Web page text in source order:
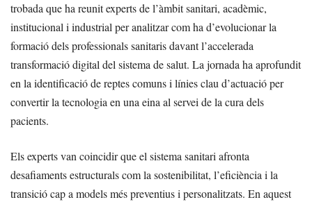
trobada que ha reunit experts de l’àmbit sanitari, acadèmic,
institucional i industrial per analitzar com ha d’evolucionar la
formació dels professionals sanitaris davant l’accelerada
transformació digital del sistema de salut. La jornada ha aprofundit
en la identificació de reptes comuns i línies clau d’actuació per
convertir la tecnologia en una eina al servei de la cura dels
pacients.
Els experts van coincidir que el sistema sanitari afronta
desafiaments estructurals com la sostenibilitat, l’eficiència i la
transició cap a models més preventius i personalitzats. En aquest